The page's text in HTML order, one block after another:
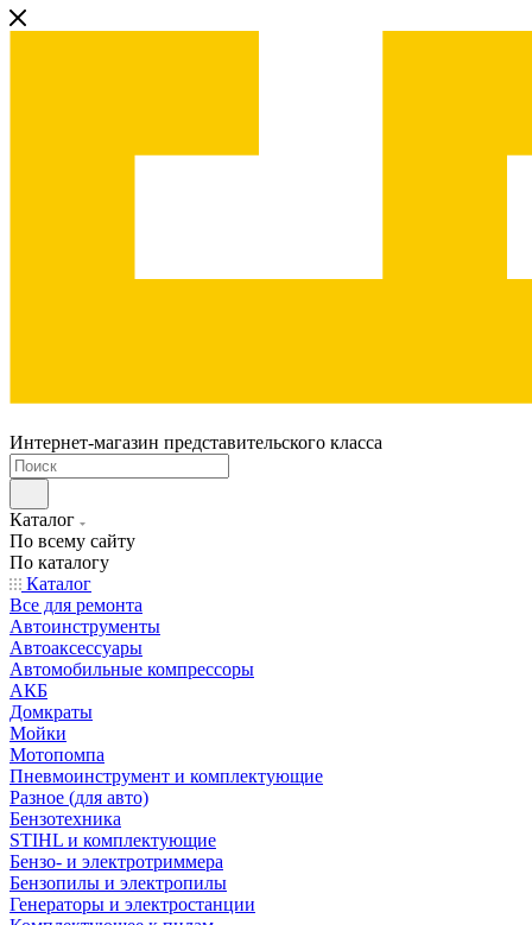
Интернет-магазин представительского класса
Каталог
По всему сайту
По каталогу
Каталог
Все для ремонта
Автоинструменты
Автоаксессуары
Автомобильные компрессоры
АКБ
Домкраты
Мойки
Мотопомпа
Пневмоинструмент и комплектующие
Разное (для авто)
Бензотехника
STIHL и комплектующие
Бензо- и электротриммера
Бензопилы и электропилы
Генераторы и электростанции